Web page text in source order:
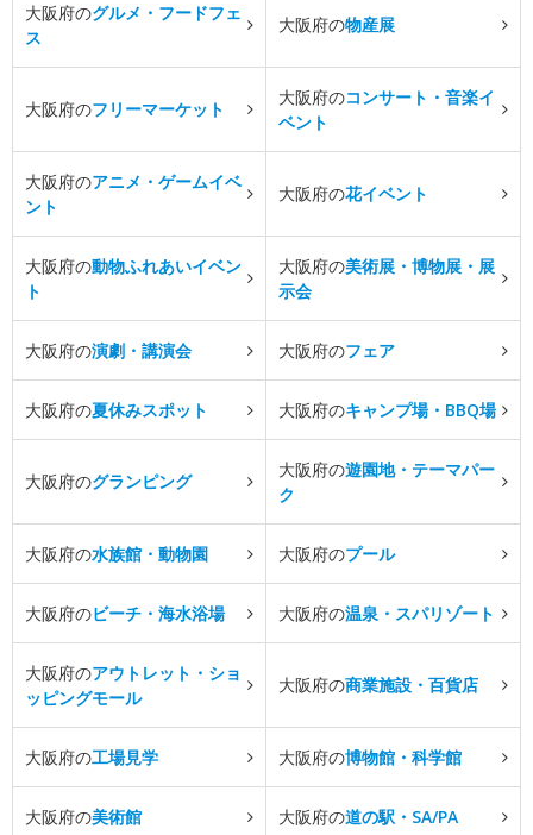
大阪府のグルメ・フードフェ
ス
大阪府の物産展
大阪府のフリーマーケット
大阪府のコンサート・音楽イ
ベント
大阪府のアニメ・ゲームイベ
ント
大阪府の花イベント
大阪府の動物ふれあいイベン
ト
大阪府の美術展・博物展・展
示会
大阪府の演劇・講演会 大阪府のフェア
大阪府の夏休みスポット 大阪府のキャンプ場・BBQ場
大阪府のグランピング
大阪府の遊園地・テーマパー
ク
大阪府の水族館・動物園 大阪府のプール
大阪府のビーチ・海水浴場 大阪府の温泉・スパリゾート
大阪府のアウトレット・ショ
ッピングモール
大阪府の商業施設・百貨店
大阪府の工場見学 大阪府の博物館・科学館
大阪府の美術館 大阪府の道の駅・SA/PA